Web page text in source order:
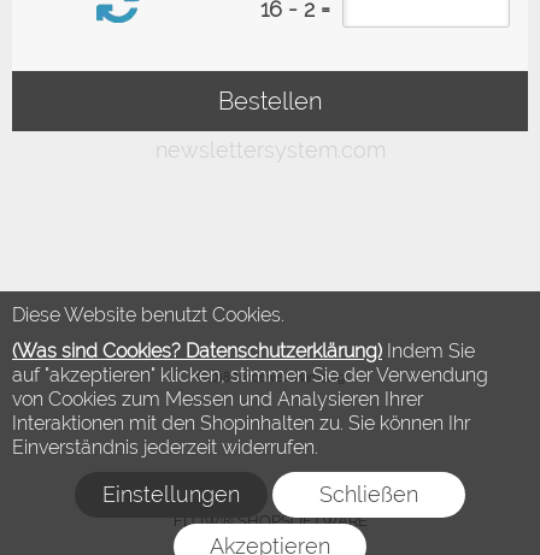
Diese Website benutzt Cookies.
(Was sind Cookies? Datenschutzerklärung) Indem Sie
auf "akzeptieren" klicken, stimmen Sie der Verwendung
von Cookies zum Messen und Analysieren Ihrer
Interaktionen mit den Shopinhalten zu. Sie können Ihr
Einverständnis jederzeit widerrufen.
Einstellungen Schließen
Akzeptieren
©2018 Modewelt Hamburg
FLOW® SHOPSOFTWARE